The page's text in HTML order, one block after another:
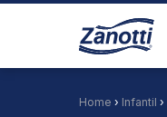
Home › Infantil ›